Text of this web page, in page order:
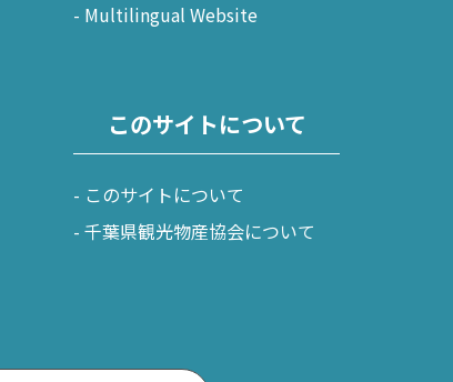
Multilingual Website
このサイトについて
このサイトについて
千葉県観光物産協会について